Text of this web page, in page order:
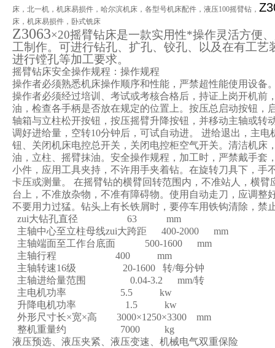
床，北一机，机床易损件，哈尔滨机床，各型号机床配件，液压100摇臂钻，
床，机床易损件，卧式铣床
Z3063×20摇臂钻床是一款实用性*操作灵活方便
工制作。可进行钻孔、扩孔、铰孔、以及在有工艺
进行镗孔等加工要求。
摇臂钻床安全操作规程：操作规程
操作者必须熟悉机床操作顺序和性能，严禁超性能使用设备
操作者必须经过培训、考试或考核合格后，持证上岗开机前
油，检查各手柄是否放在规定的位置上。按压总启动按钮，
轴箱与立柱松开按钮，按压摇臂升降按钮，并移动主轴或转
调好进给量，空转10分钟后，可试自动进。 进给退出，主电
钮、关闭机床电控总开关，关闭电控柜空气开关。清洁机床
油，立柱、摇臂抹油。安全操作规程，加工时，严禁戴手套
小件，应用工具夹持，不许用手夹着钻。在旋转刀具下，手
卡压或测量。 在摇臂钻的横臂回转范围内，不准站人，横臂
台上，不准放杂物，不准有障碍物。使用自动走刀，应调整
不要用力过猛。钻头上有长铁屑时，要停车用铁钩清除，禁
zui大钻孔直径 63 mm
主轴中心至立柱母线zui大跨距 400-2000 mm
主轴端面至工作台底面 500-1600 mm
主轴行程 400 mm
主轴转速16级 20-1600 转/每分钟
主轴进给量范围 0.04-3.2 mm/转
主电机功率 5.5 kw
升降电机功率 1.5 kw
外形尺寸长×宽×高 3000×1250×3300 mm
整机重量约 7000 kg
液压预选、液压夹紧、液压变速、机械电气双重保险